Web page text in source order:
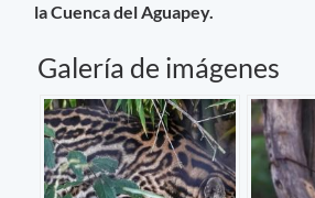
la Cuenca del Aguapey.
Galería de imágenes